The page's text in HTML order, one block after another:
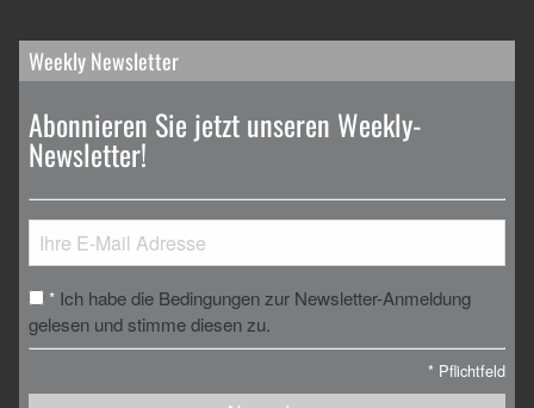
Weekly Newsletter
Abonnieren Sie jetzt unseren Weekly-
Newsletter!
* Ich habe die Bedingungen zur Newsletter-Anmeldung
gelesen und stimme diesen zu.
* Pflichtfeld